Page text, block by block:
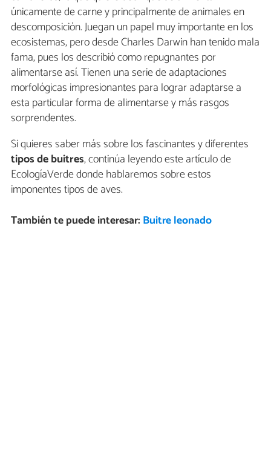
únicamente de carne y principalmente de animales en
descomposición. Juegan un papel muy importante en los
ecosistemas, pero desde Charles Darwin han tenido mala
fama, pues los describió como repugnantes por
alimentarse así. Tienen una serie de adaptaciones
morfológicas impresionantes para lograr adaptarse a
esta particular forma de alimentarse y más rasgos
sorprendentes.
Si quieres saber más sobre los fascinantes y diferentes
tipos de buitres, continúa leyendo este artículo de
EcologíaVerde donde hablaremos sobre estos
imponentes tipos de aves.
También te puede interesar: Buitre leonado